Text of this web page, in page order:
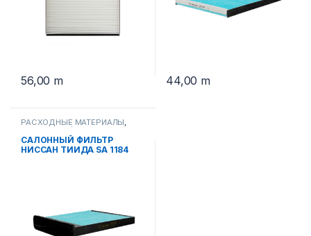
56,00 m 44,00 m
РАСХОДНЫЕ МАТЕРИАЛЫ,
САЛОННЫЕ ФИЛЬТРА
САЛОННЫЙ ФИЛЬТР
НИССАН ТИИДА SA 1184